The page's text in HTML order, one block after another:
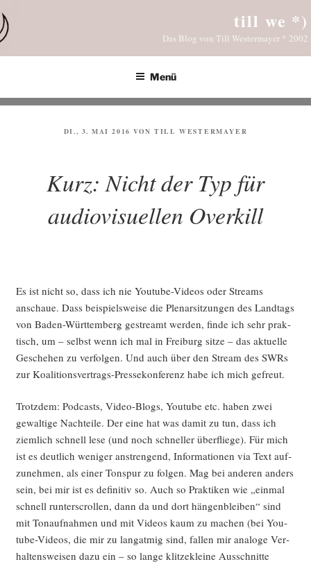
Inhalt
springen
till we *)
Das Blog von Till Westermayer * 2002
Menü
VERÖFFENTLICHT
DI., 3. MAI 2016 VON TILL WESTERMAYER
Kurz: Nicht der Typ für
audiovisuellen Overkill
Es ist nicht so, dass ich nie You­tube-Vide­os oder Streams
anschaue. Dass bei­spiels­wei­se die Ple­nar­sit­zun­gen des Land­tags
von Baden-Würt­tem­berg gestreamt wer­den, fin­de ich sehr prak­
tisch, um – selbst wenn ich mal in Frei­burg sit­ze – das aktu­el­le
Gesche­hen zu ver­fol­gen. Und auch über den Stream des SWRs
zur Koali­ti­ons­ver­trags-Pres­se­kon­fe­renz habe ich mich gefreut.
Trotz­dem: Pod­casts, Video-Blogs, You­tube etc. haben zwei
gewal­ti­ge Nach­tei­le. Der eine hat was damit zu tun, dass ich
ziem­lich schnell lese (und noch schnel­ler über­flie­ge). Für mich
ist es deut­lich weni­ger anstren­gend, Infor­ma­tio­nen via Text auf­
zu­neh­men, als einer Ton­spur zu fol­gen. Mag bei ande­ren anders
sein, bei mir ist es defi­ni­tiv so. Auch so Prak­ti­ken wie „ein­mal
schnell run­ter­scrol­len, dann da und dort hän­gen­blei­ben“ sind
mit Ton­auf­nah­men und mit Vide­os kaum zu machen (bei You­
tube-Vide­os, die mir zu lang­at­mig sind, fal­len mir ana­lo­ge Ver­
hal­tens­wei­sen dazu ein – so lan­ge klit­ze­klei­ne Aus­schnit­te